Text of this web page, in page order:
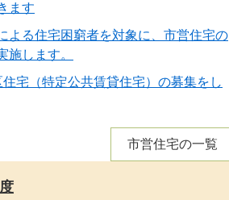
ます
よる住宅困窮者を対象に、市営住宅の
施します。
宅（特定公共賃貸住宅）の募集をし
市営住宅の一覧